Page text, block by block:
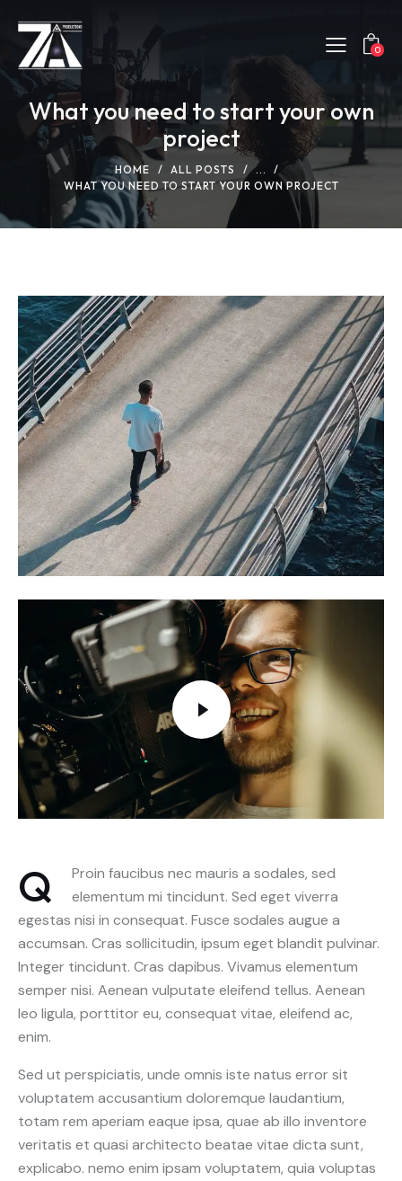
0
What you need to start your own
project
HOME ALL POSTS
...
WHAT YOU NEED TO START YOUR OWN PROJECT
Q
Proin faucibus nec mauris a sodales, sed
elementum mi tincidunt. Sed eget viverra
egestas nisi in consequat. Fusce sodales augue a
accumsan. Cras sollicitudin, ipsum eget blandit pulvinar.
Integer tincidunt. Cras dapibus. Vivamus elementum
semper nisi. Aenean vulputate eleifend tellus. Aenean
leo ligula, porttitor eu, consequat vitae, eleifend ac,
enim.
Sed ut perspiciatis, unde omnis iste natus error sit
voluptatem accusantium doloremque laudantium,
totam rem aperiam eaque ipsa, quae ab illo inventore
veritatis et quasi architecto beatae vitae dicta sunt,
explicabo. nemo enim ipsam voluptatem, quia voluptas